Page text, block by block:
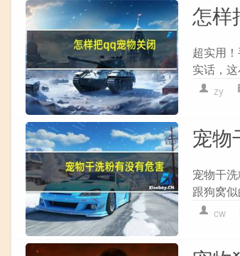
怎样
超实用
实话，
zy
宠物
宠物干
跟狗窝
cw